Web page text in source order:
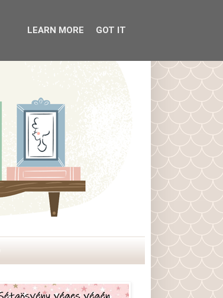
LEARN MORE GOT IT